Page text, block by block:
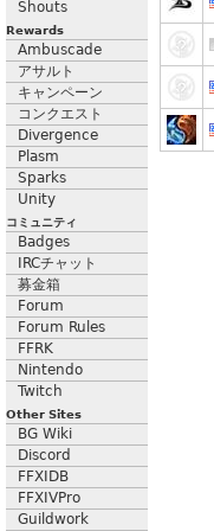
Shouts
Rewards
Ambuscade
アサルト
キャンペーン
コンクエスト
Divergence
Plasm
Sparks
Unity
コミュニティ
Badges
IRCチャット
募金箱
Forum
Forum Rules
FFRK
Nintendo
Twitch
Other Sites
BG Wiki
Discord
FFXIDB
FFXIVPro
Guildwork